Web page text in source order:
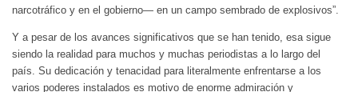
narcotráfico y en el gobierno— en un campo sembrado de explosivos”.
Y a pesar de los avances significativos que se han tenido, esa sigue
siendo la realidad para muchos y muchas periodistas a lo largo del
país. Su dedicación y tenacidad para literalmente enfrentarse a los
varios poderes instalados es motivo de enorme admiración y